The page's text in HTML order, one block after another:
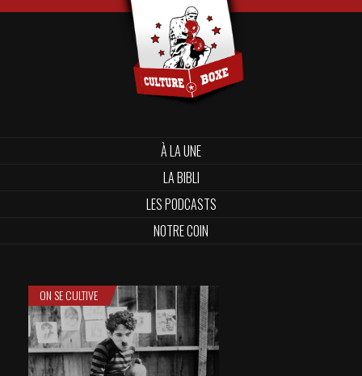
À LA UNE
LA BIBLI
LES PODCASTS
NOTRE COIN
ON SE CULTIVE